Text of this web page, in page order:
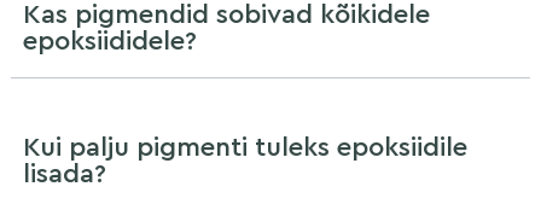
Kas pigmendid sobivad kõikidele
epoksiididele?
Kui palju pigmenti tuleks epoksiidile
lisada?